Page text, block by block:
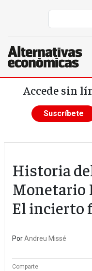
Pasar al contenido principal
Accede sin
Suscríbete
Historia
El incierto
PorAndreu Missé
Comparte